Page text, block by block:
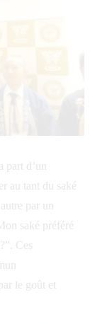
d’un
au tant du saké
par un
saké préféré
Ces
le goût et